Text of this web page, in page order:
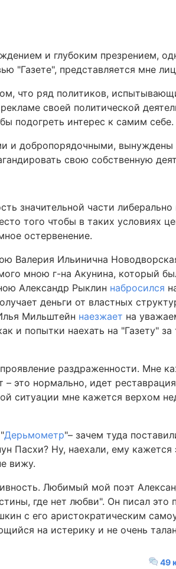
и глубоким презрением,
"Газете", представляется мне
что ряд политиков,
своей политической
подогреть интерес к самим себе.
и добропорядочными, вынуждены
свою собственную
значительной части
того чтобы в таких условиях
остервенение.
Валерия Ильинична
мною г-на Акунина, который
Александр Рыклин набросился
деньги от властных
Мильштейн наезжает на
и попытки наехать на "Газету"
раздраженности. Мне
– это нормально, идет
ситуации мне кажется верхом
Дерьмометр"– зачем туда
Пасхи? Ну, наехали, ему
вижу.
Любимый мой поэт
где нет любви". Он писал это
с его аристократическим
на истерику и не очень
49